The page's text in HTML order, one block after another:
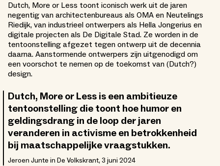
Dutch, More or Less toont iconisch werk uit de jaren
negentig van architectenbureaus als OMA en Neutelings
Riedijk, van industrieel ontwerpers als Hella Jongerius en
digitale projecten als De Digitale Stad. Ze worden in de
tentoonstelling afgezet tegen ontwerp uit de decennia
daarna. Aanstormende ontwerpers zijn uitgenodigd om
een voorschot te nemen op de toekomst van (Dutch?)
design.
Dutch, More or Less is een ambitieuze
tentoonstelling die toont hoe humor en
geldingsdrang in de loop der jaren
veranderen in activisme en betrokkenheid
bij maatschappelijke vraagstukken.
Jeroen Junte in De Volkskrant, 3 juni 2024